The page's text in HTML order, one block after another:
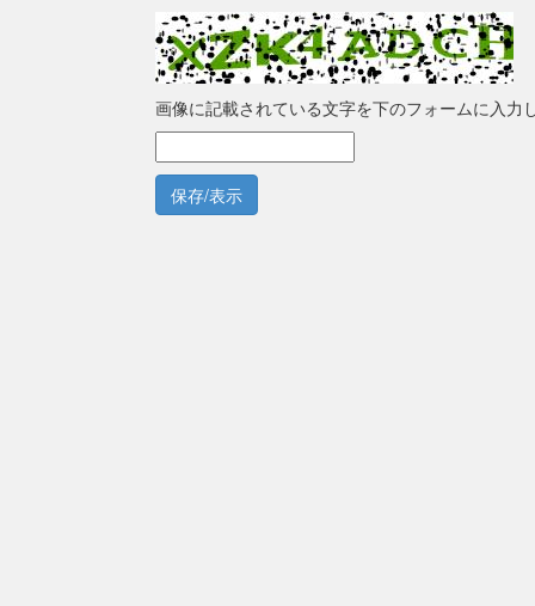
画像に記載されている文字を下のフォームに入力
保存/表示